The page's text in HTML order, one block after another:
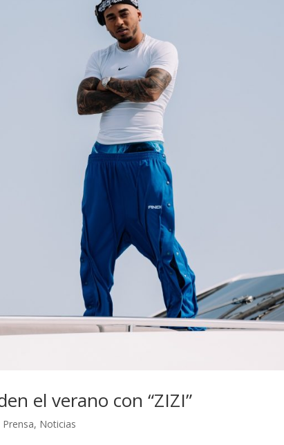
el verano con “ZIZI”
, Noticias